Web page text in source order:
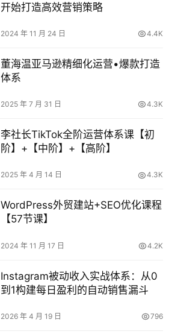
开始打造高效营销策略
2024 年 11 月 24 日 4.4K
董海温亚马逊精细化运营•爆款打造
体系
2025 年 7 月 31 日 4.3K
李社长TikTok全阶运营体系课【初
阶】+【中阶】+【高阶】
2025 年 4 月 14 日 4.3K
WordPress外贸建站+SEO优化课程
【57节课】
2024 年 11 月 17 日 4.2K
Instagram被动收入实战体系：从0
到1构建每日盈利的自动销售漏斗
2026 年 4 月 19 日 796